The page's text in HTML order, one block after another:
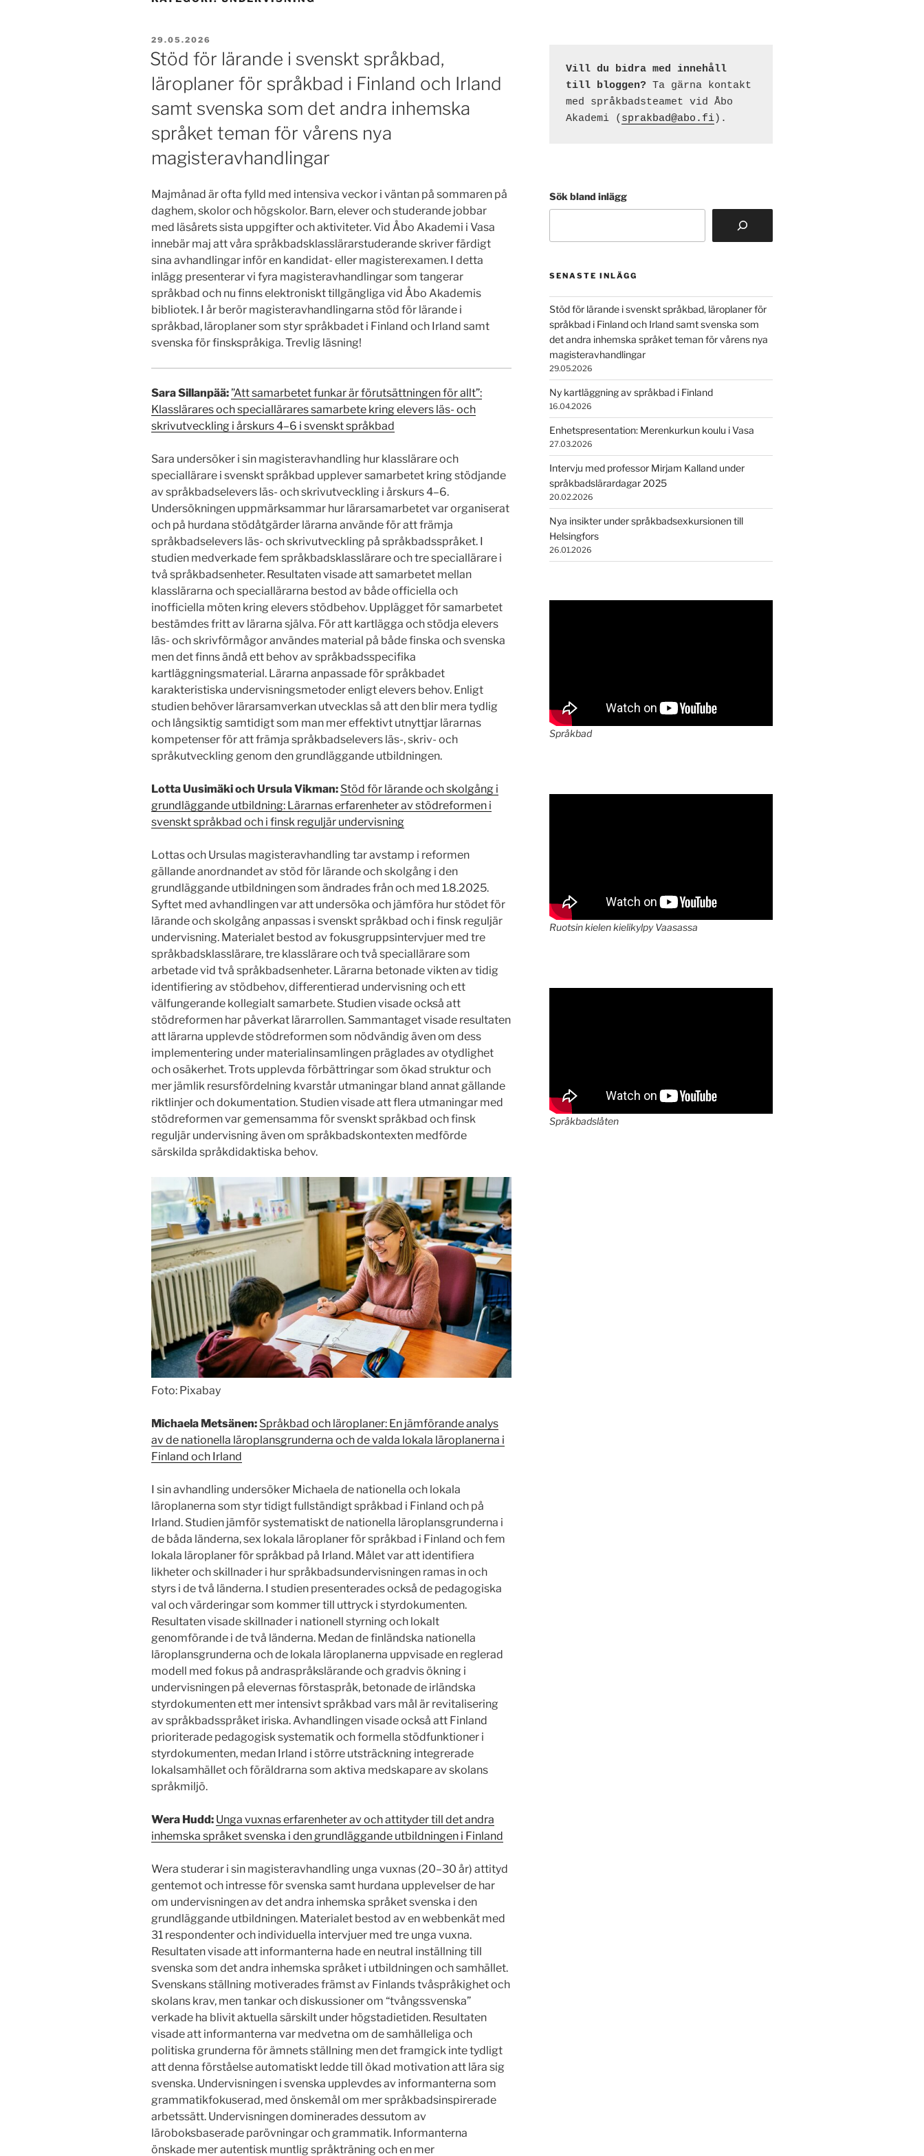
PUBLICERAT
29.05.2026
Stöd för lärande i svenskt språkbad,
läroplaner för språkbad i Finland och Irland
samt svenska som det andra inhemska
språket teman för vårens nya
magisteravhandlingar
Majmånad är ofta fylld med intensiva veckor i väntan på sommaren på
daghem, skolor och högskolor. Barn, elever och studerande jobbar
med läsårets sista uppgifter och aktiviteter. Vid Åbo Akademi i Vasa
innebär maj att våra språkbadsklasslärarstuderande skriver färdigt
sina avhandlingar inför en kandidat- eller magisterexamen. I detta
inlägg presenterar vi fyra magisteravhandlingar som tangerar
språkbad och nu finns elektroniskt tillgängliga vid Åbo Akademis
bibliotek. I år berör magisteravhandlingarna stöd för lärande i
språkbad, läroplaner som styr språkbadet i Finland och Irland samt
svenska för finskspråkiga. Trevlig läsning!
Sara Sillanpää: ”Att samarbetet funkar är förutsättningen för allt”:
Klasslärares och speciallärares samarbete kring elevers läs- och
skrivutveckling i årskurs 4–6 i svenskt språkbad
Sara undersöker i sin magisteravhandling hur klasslärare och
speciallärare i svenskt språkbad upplever samarbetet kring stödjande
av språkbadselevers läs- och skrivutveckling i årskurs 4–6.
Undersökningen uppmärksammar hur lärarsamarbetet var organiserat
och på hurdana stödåtgärder lärarna använde för att främja
språkbadselevers läs- och skrivutveckling på språkbadsspråket. I
studien medverkade fem språkbadsklasslärare och tre speciallärare i
två språkbadsenheter. Resultaten visade att samarbetet mellan
klasslärarna och speciallärarna bestod av både officiella och
inofficiella möten kring elevers stödbehov. Upplägget för samarbetet
bestämdes fritt av lärarna själva. För att kartlägga och stödja elevers
läs- och skrivförmågor användes material på både finska och svenska
men det finns ändå ett behov av språkbadsspecifika
kartläggningsmaterial. Lärarna anpassade för språkbadet
karakteristiska undervisningsmetoder enligt elevers behov. Enligt
studien behöver lärarsamverkan utvecklas så att den blir mera tydlig
och långsiktig samtidigt som man mer effektivt utnyttjar lärarnas
kompetenser för att främja språkbadselevers läs-, skriv- och
språkutveckling genom den grundläggande utbildningen.
Lotta Uusimäki och Ursula Vikman: Stöd för lärande och skolgång i
grundläggande utbildning: Lärarnas erfarenheter av stödreformen i
svenskt språkbad och i finsk reguljär undervisning
Lottas och Ursulas magisteravhandling tar avstamp i reformen
gällande anordnandet av stöd för lärande och skolgång i den
grundläggande utbildningen som ändrades från och med 1.8.2025.
Syftet med avhandlingen var att undersöka och jämföra hur stödet för
lärande och skolgång anpassas i svenskt språkbad och i finsk reguljär
undervisning. Materialet bestod av fokusgruppsintervjuer med tre
språkbadsklasslärare, tre klasslärare och två speciallärare som
arbetade vid två språkbadsenheter. Lärarna betonade vikten av tidig
identifiering av stödbehov, differentierad undervisning och ett
välfungerande kollegialt samarbete. Studien visade också att
stödreformen har påverkat lärarrollen. Sammantaget visade resultaten
att lärarna upplevde stödreformen som nödvändig även om dess
implementering under materialinsamlingen präglades av otydlighet
och osäkerhet. Trots upplevda förbättringar som ökad struktur och
mer jämlik resursfördelning kvarstår utmaningar bland annat gällande
riktlinjer och dokumentation. Studien visade att flera utmaningar med
stödreformen var gemensamma för svenskt språkbad och finsk
reguljär undervisning även om språkbadskontexten medförde
särskilda språkdidaktiska behov.
Foto: Pixabay
Michaela Metsänen: Språkbad och läroplaner: En jämförande analys
av de nationella läroplansgrunderna och de valda lokala läroplanerna i
Finland och Irland
I sin avhandling undersöker Michaela de nationella och lokala
läroplanerna som styr tidigt fullständigt språkbad i Finland och på
Irland. Studien jämför systematiskt de nationella läroplansgrunderna i
de båda länderna, sex lokala läroplaner för språkbad i Finland och fem
lokala läroplaner för språkbad på Irland. Målet var att identifiera
likheter och skillnader i hur språkbadsundervisningen ramas in och
styrs i de två länderna. I studien presenterades också de pedagogiska
val och värderingar som kommer till uttryck i styrdokumenten.
Resultaten visade skillnader i nationell styrning och lokalt
genomförande i de två länderna. Medan de finländska nationella
läroplansgrunderna och de lokala läroplanerna uppvisade en reglerad
modell med fokus på andraspråkslärande och gradvis ökning i
undervisningen på elevernas förstaspråk, betonade de irländska
styrdokumenten ett mer intensivt språkbad vars mål är revitalisering
av språkbadsspråket iriska. Avhandlingen visade också att Finland
prioriterade pedagogisk systematik och formella stödfunktioner i
styrdokumenten, medan Irland i större utsträckning integrerade
lokalsamhället och föräldrarna som aktiva medskapare av skolans
språkmiljö.
Wera Hudd: Unga vuxnas erfarenheter av och attityder till det andra
inhemska språket svenska i den grundläggande utbildningen i Finland
Wera studerar i sin magisteravhandling unga vuxnas (20–30 år) attityd
gentemot och intresse för svenska samt hurdana upplevelser de har
om undervisningen av det andra inhemska språket svenska i den
grundläggande utbildningen. Materialet bestod av en webbenkät med
31 respondenter och individuella intervjuer med tre unga vuxna.
Resultaten visade att informanterna hade en neutral inställning till
svenska som det andra inhemska språket i utbildningen och samhället.
Svenskans ställning motiverades främst av Finlands tvåspråkighet och
skolans krav, men tankar och diskussioner om “tvångssvenska”
verkade ha blivit aktuella särskilt under högstadietiden. Resultaten
visade att informanterna var medvetna om de samhälleliga och
politiska grunderna för ämnets ställning men det framgick inte tydligt
att denna förståelse automatiskt ledde till ökad motivation att lära sig
svenska. Undervisningen i svenska upplevdes av informanterna som
grammatikfokuserad, med önskemål om mer språkbadsinspirerade
arbetssätt. Undervisningen dominerades dessutom av
läroboksbaserade parövningar och grammatik. Informanterna
önskade mer autentisk muntlig språkträning och en mer
Vill du bidra med innehåll
till bloggen? Ta gärna kontakt
med språkbadsteamet vid Åbo
Akademi ( sprakbad@abo.fi).
Sök bland inlägg
SENASTE INLÄGG
Stöd för lärande i svenskt språkbad, läroplaner för
språkbad i Finland och Irland samt svenska som
det andra inhemska språket teman för vårens nya
magisteravhandlingar
29.05.2026
Ny kartläggning av språkbad i Finland
16.04.2026
Enhetspresentation: Merenkurkun koulu i Vasa
27.03.2026
Intervju med professor Mirjam Kalland under
språkbadslärardagar 2025
20.02.2026
Nya insikter under språkbadsexkursionen till
Helsingfors
26.01.2026
Språkbad
Ruotsin kielen kielikylpy Vaasassa
Språkbadslåten